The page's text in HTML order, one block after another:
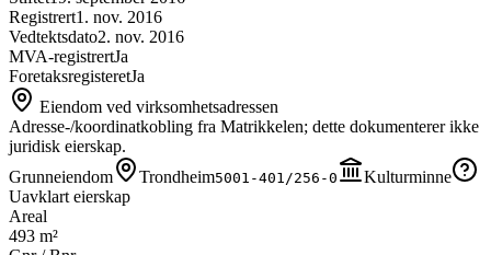
Registrert1. nov. 2016
Vedtektsdato2. nov. 2016
MVA-registrertJa
ForetaksregisteretJa
Eiendom ved virksomhetsadressen
Adresse-/koordinatkobling fra Matrikkelen; dette dokumenterer ikke
juridisk eierskap.
Grunneiendom
Trondheim5001-401/256-0
Kulturminne
Uavklart eierskap
Areal
493 m²